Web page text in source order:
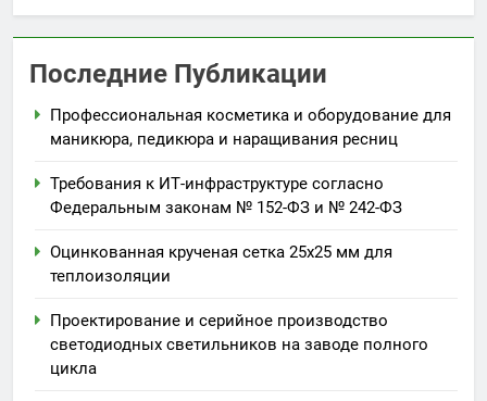
Последние Публикации
Профессиональная косметика и оборудование для
маникюра, педикюра и наращивания ресниц
Требования к ИТ-инфраструктуре согласно
Федеральным законам № 152-ФЗ и № 242-ФЗ
Оцинкованная крученая сетка 25х25 мм для
теплоизоляции
Проектирование и серийное производство
светодиодных светильников на заводе полного
цикла